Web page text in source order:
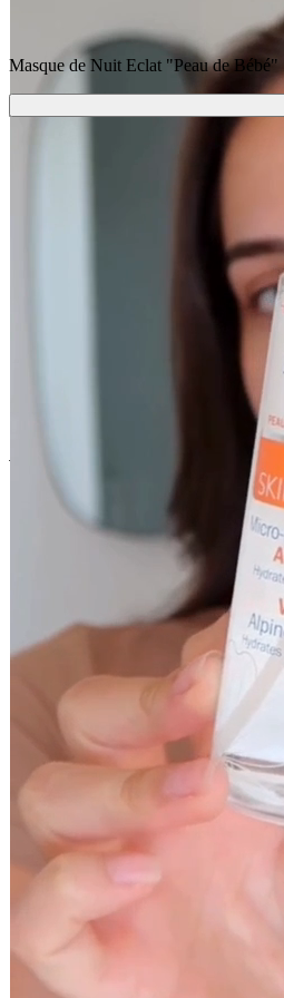
Masque de Nuit Eclat "Peau de
En stock - expédié sous 3 à 7
Vous pourriez aussi
Crème Bonne Mine Skin Vitality
45ml